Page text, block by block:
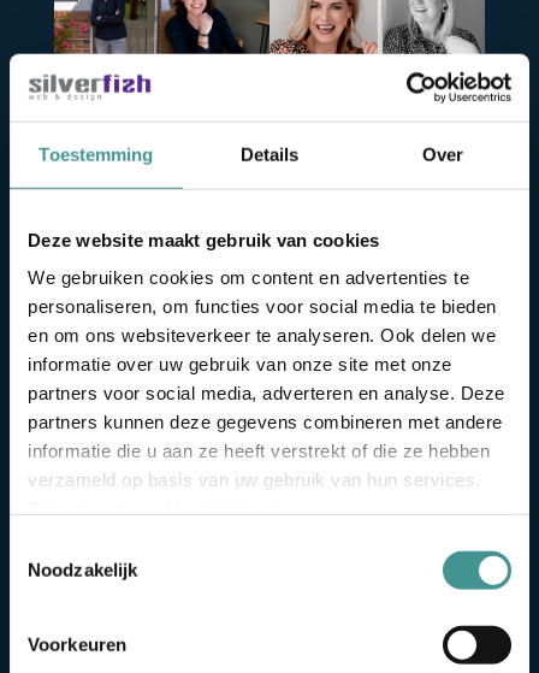
Toestemming Details Over
Deze website maakt gebruik van cookies
We gebruiken cookies om content en advertenties te
personaliseren, om functies voor social media te bieden
en om ons websiteverkeer te analyseren. Ook delen we
informatie over uw gebruik van onze site met onze
partners voor social media, adverteren en analyse. Deze
partners kunnen deze gegevens combineren met andere
informatie die u aan ze heeft verstrekt of die ze hebben
verzameld op basis van uw gebruik van hun services.
Noodzakelijk
Voorkeuren
Marianne